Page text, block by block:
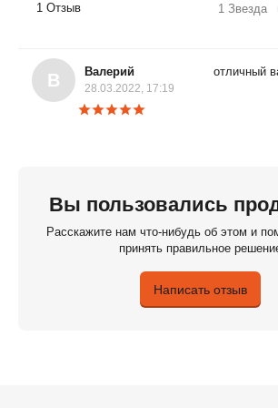
1 Отзыв 1 Звезда
В Валерий
28.03.2022, 17:19
отличный
Вы пользовались
Расскажите нам что-нибудь об этом и
принять правильное
Написать отзыв